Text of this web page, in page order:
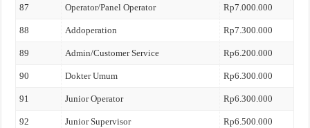
87 Operator/Panel Operator Rp7.000.000
88 Addoperation Rp7.300.000
89 Admin/Customer Service Rp6.200.000
90 Dokter Umum Rp6.300.000
91 Junior Operator Rp6.300.000
92 Junior Supervisor Rp6.500.000